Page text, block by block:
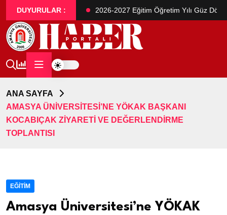
DUYURULAR :
Öğrenci Alım İlanı 2026-2027 Eğitim Öğretim Yılı Güz
ANA SAYFA
AMASYA ÜNIVERSITESI’NE YÖKAK BAŞKANI
KOCABIÇAK ZIYARETI VE DEĞERLENDIRME
TOPLANTISI
EĞITIM
Amasya Üniversitesi’ne YÖKAK